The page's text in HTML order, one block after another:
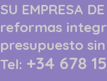
SU EMPRESA DE
reformas
presupuesto
Tel: +34 678